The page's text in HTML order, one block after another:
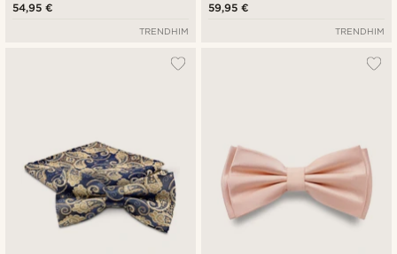
54,95 €
TRENDHIM
59,95 €
TRENDHIM